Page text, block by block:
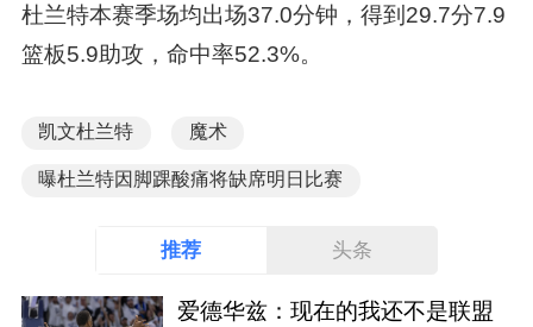
杜兰特本赛季场均出场37.0分钟，得到29.7分7.9
篮板5.9助攻，命中率52.3%。
凯文杜兰特 魔术
曝杜兰特因脚踝酸痛将缺席明日比赛
推荐 头条
爱德华兹：现在的我还不是联盟